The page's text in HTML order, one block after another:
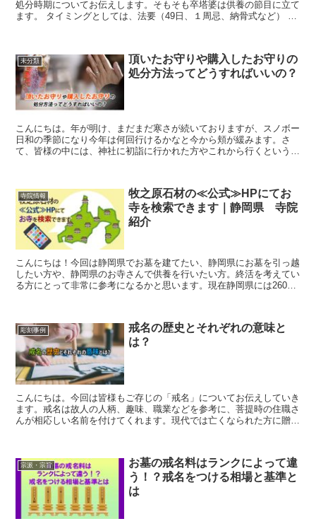
処分時期についてお伝えします。そもそも卒塔婆は供養の節目に立て
ます。 タイミングとしては、法要（49日、１周忌、納骨式など） 、
未分類
頂いたお守りや購入したお守りの
処分方法ってどうすればいいの？
こんにちは。年が明け、まだまだ寒さが続いておりますが、スノボー
日和の季節になり今年は何回行けるかなと今から頬が緩みます。さ
て、皆様の中には、神社に初詣に行かれた方やこれから行くという方
寺院情報
牧之原石材の≪公式≫HPにてお
寺を検索できます｜静岡県 寺院
紹介
こんにちは！今回は静岡県でお墓を建てたい、静岡県にお墓を引っ越
したい方や、静岡県のお寺さんで供養を行いたい方。終活を考えてい
る方にとって非常に参考になるかと思います。現在静岡県には2600
彫刻事例
戒名の歴史とそれぞれの意味と
は？
こんにちは。今回は皆様もご存じの「戒名」についてお伝えしていき
ます。戒名は故人の人柄、趣味、職業などを参考に、菩提時の住職さ
んが相応しい名前を付けてくれます。現代では亡くなられた方に贈ら
宗派・宗旨
お墓の戒名料はランクによって違
う！？戒名をつける相場と基準と
は